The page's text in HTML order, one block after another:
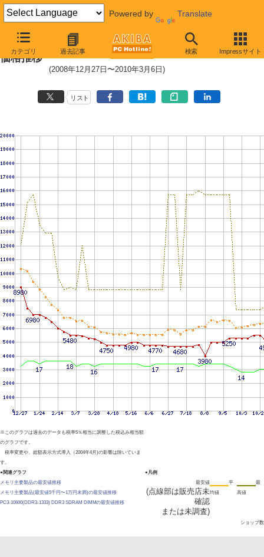
Powered by Translate
カテゴリ 過去記事 検索 Impressサイト
PC3-10600 1GB×3枚組みセットの
価格推移
(2008年12月27日〜2010年3月6日)
リスト
※このグラフは過去のデータも税率5％相当に調整した税込み相当額
のグラフです。
税率変更や、総額表示方式導入（2004年4月)の影響は除いていま
す。
●関連グラフ
メモリ主要製品の最安値推移
メモリ主要製品(最安値5千円〜1万円未満)の最安値推移
PC3-10600(DDR3-1333) DDR3 SDRAM DIMMの最安値推移
●凡例
最安値
(点線部は販売店未
確認
または未調査)
平
均値
最
高値
ショップ数